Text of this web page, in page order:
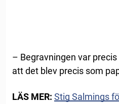
– Begravningen var
att det blev precis som
LÄS MER: Stig Salmings